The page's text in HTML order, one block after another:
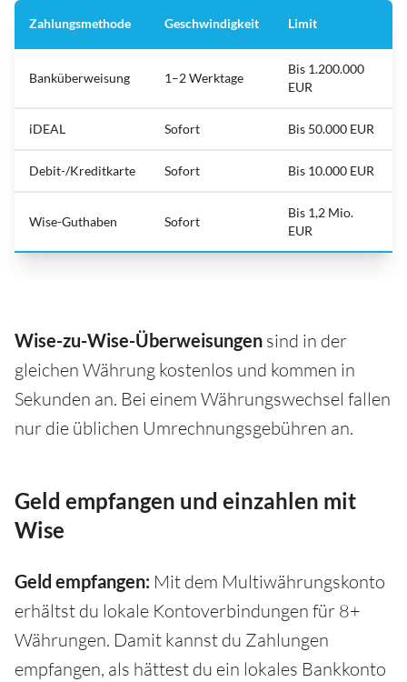
Zahlungsmethode Geschwindigkeit Limit
Banküberweisung 1–2 Werktage
Bis 1.200.000
EUR
iDEAL Sofort Bis 50.000 EUR
Debit-/Kreditkarte Sofort Bis 10.000 EUR
Wise-Guthaben Sofort
Bis 1,2 Mio.
EUR
Wise-zu-Wise-Überweisungen sind in der
gleichen Währung kostenlos und kommen in
Sekunden an. Bei einem Währungswechsel fallen
nur die üblichen Umrechnungsgebühren an.
Geld empfangen und einzahlen mit
Wise
Geld empfangen: Mit dem Multiwährungskonto
erhältst du lokale Kontoverbindungen für 8+
Währungen. Damit kannst du Zahlungen
empfangen, als hättest du ein lokales Bankkonto